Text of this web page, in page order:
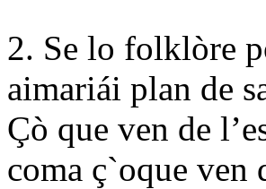
2. Se lo folklòre
aimariái plan de
Çò que ven de
coma ç`oque ven